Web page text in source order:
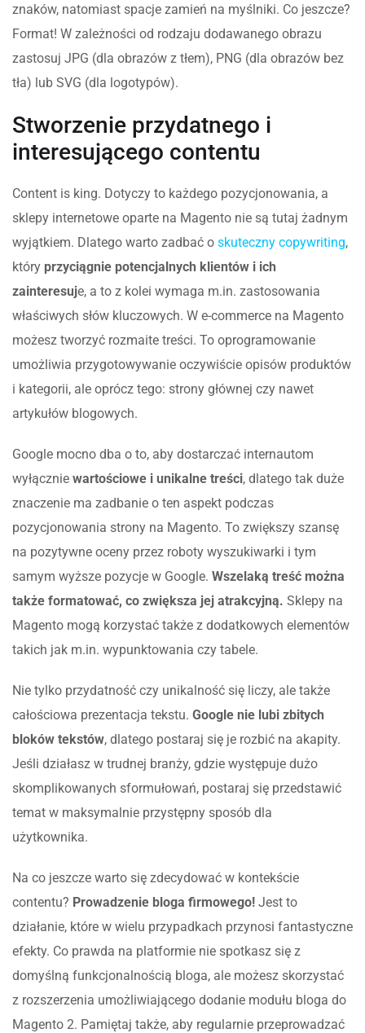
znaków, natomiast spacje zamień na myślniki. Co jeszcze?
Format! W zależności od rodzaju dodawanego obrazu
zastosuj JPG (dla obrazów z tłem), PNG (dla obrazów bez
tła) lub SVG (dla logotypów).
Stworzenie przydatnego i
interesującego contentu
Content is king. Dotyczy to każdego pozycjonowania, a
sklepy internetowe oparte na Magento nie są tutaj żadnym
wyjątkiem. Dlatego warto zadbać o skuteczny copywriting,
który przyciągnie potencjalnych klientów i ich
zainteresuje, a to z kolei wymaga m.in. zastosowania
właściwych słów kluczowych. W e-commerce na Magento
możesz tworzyć rozmaite treści. To oprogramowanie
umożliwia przygotowywanie oczywiście opisów produktów
i kategorii, ale oprócz tego: strony głównej czy nawet
artykułów blogowych.
Google mocno dba o to, aby dostarczać internautom
wyłącznie wartościowe i unikalne treści, dlatego tak duże
znaczenie ma zadbanie o ten aspekt podczas
pozycjonowania strony na Magento. To zwiększy szansę
na pozytywne oceny przez roboty wyszukiwarki i tym
samym wyższe pozycje w Google. Wszelaką treść można
także formatować, co zwiększa jej atrakcyjną. Sklepy na
Magento mogą korzystać także z dodatkowych elementów
takich jak m.in. wypunktowania czy tabele.
Nie tylko przydatność czy unikalność się liczy, ale także
całościowa prezentacja tekstu. Google nie lubi zbitych
bloków tekstów, dlatego postaraj się je rozbić na akapity.
Jeśli działasz w trudnej branży, gdzie występuje dużo
skomplikowanych sformułowań, postaraj się przedstawić
temat w maksymalnie przystępny sposób dla
użytkownika.
Na co jeszcze warto się zdecydować w kontekście
contentu? Prowadzenie bloga firmowego! Jest to
działanie, które w wielu przypadkach przynosi fantastyczne
efekty. Co prawda na platformie nie spotkasz się z
domyślną funkcjonalnością bloga, ale możesz skorzystać
z rozszerzenia umożliwiającego dodanie modułu bloga do
Magento 2. Pamiętaj także, aby regularnie przeprowadzać